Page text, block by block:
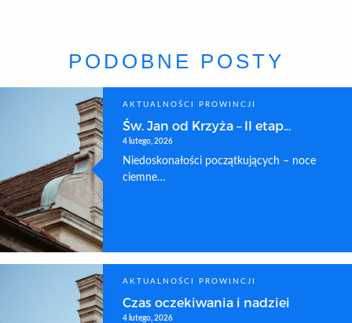
PODOBNE POSTY
AKTUALNOŚCI PROWINCJI
Św. Jan od Krzyża – II etap...
4 lutego, 2026
Niedoskonałości początkujących – noce
ciemne…
AKTUALNOŚCI PROWINCJI
Czas oczekiwania i nadziei
4 lutego, 2026